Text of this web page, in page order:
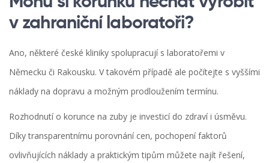
v zahraniční laboratoři?
Ano, některé české kliniky spolupracují s laboratořemi v
Německu či Rakousku. V takovém případě ale počítejte s vyššími
náklady na dopravu a možným prodloužením termínu.
Rozhodnutí o korunce na zuby je investicí do zdraví i úsměvu.
Díky transparentnímu porovnání cen, pochopení faktorů
ovlivňujících náklady a praktickým tipům můžete najít řešení,